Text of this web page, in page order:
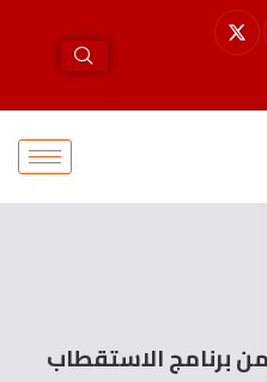
برنامج الاستقطاب